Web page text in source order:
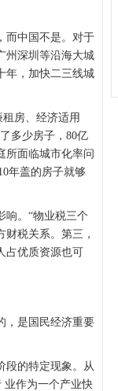
中国不是。对于
州深圳等沿海大城
年，加快二三线城
房、经济适用
多少房子，80亿
所面临城市化率问
年盖的房子就够
。“物业税三个
税关系。第三，
占优质资源也可
是国民经济重要
的特定现象。从
业作为一个产业快